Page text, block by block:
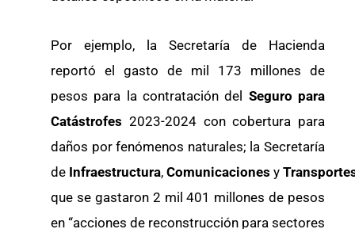
Por ejemplo, la Secretaría de Hacienda
reportó el gasto de mil 173 millones de
pesos para la contratación del Seguro para
Catástrofes 2023-2024 con cobertura para
daños por fenómenos naturales; la Secretaría
de Infraestructura, Comunicaciones y
que se gastaron 2 mil 401 millones de pesos
en “acciones de reconstrucción para sectores